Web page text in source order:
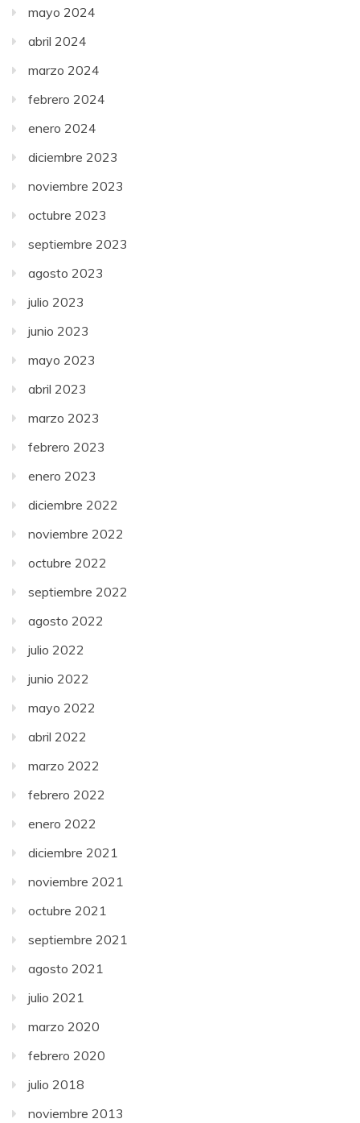
mayo 2024
abril 2024
marzo 2024
febrero 2024
enero 2024
diciembre 2023
noviembre 2023
octubre 2023
septiembre 2023
agosto 2023
julio 2023
junio 2023
mayo 2023
abril 2023
marzo 2023
febrero 2023
enero 2023
diciembre 2022
noviembre 2022
octubre 2022
septiembre 2022
agosto 2022
julio 2022
junio 2022
mayo 2022
abril 2022
marzo 2022
febrero 2022
enero 2022
diciembre 2021
noviembre 2021
octubre 2021
septiembre 2021
agosto 2021
julio 2021
marzo 2020
febrero 2020
julio 2018
noviembre 2013